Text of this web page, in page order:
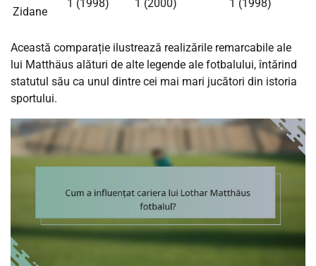
Zidane
1 (1998) 1 (2000) 1 (1998)
Această comparație ilustrează realizările remarcabile ale
lui Matthäus alături de alte legende ale fotbalului, întărind
statutul său ca unul dintre cei mai mari jucători din istoria
sportului.